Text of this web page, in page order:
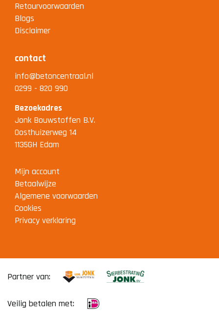
Retourvoorwaarden
Blogs
Disclaimer
contact
info@betoncentraal.nl
0299 - 820 990
Bezoekadres
Jonk Bouwstoffen B.V.
Oosthuizerweg 14
1135GH Edam
Mijn account
Betaalwijze
Algemene voorwaarden
Cookies
Privacy verklaring
Partner van:
Veilig betalen met: